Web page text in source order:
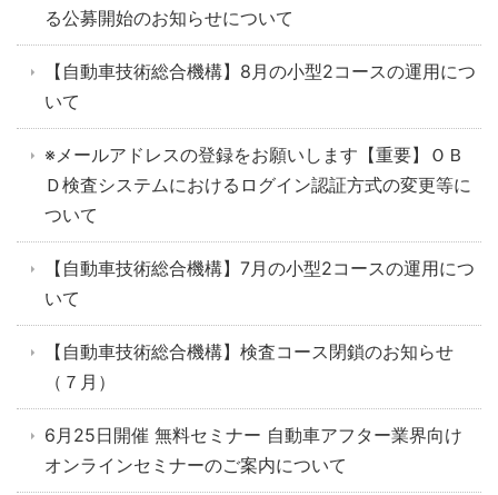
る公募開始のお知らせについて
【自動車技術総合機構】8月の小型2コースの運用につ
いて
※メールアドレスの登録をお願いします【重要】ＯＢ
Ｄ検査システムにおけるログイン認証方式の変更等に
ついて
【自動車技術総合機構】7月の小型2コースの運用につ
いて
【自動車技術総合機構】検査コース閉鎖のお知らせ
（７月）
6月25日開催 無料セミナー 自動車アフター業界向け
オンラインセミナーのご案内について